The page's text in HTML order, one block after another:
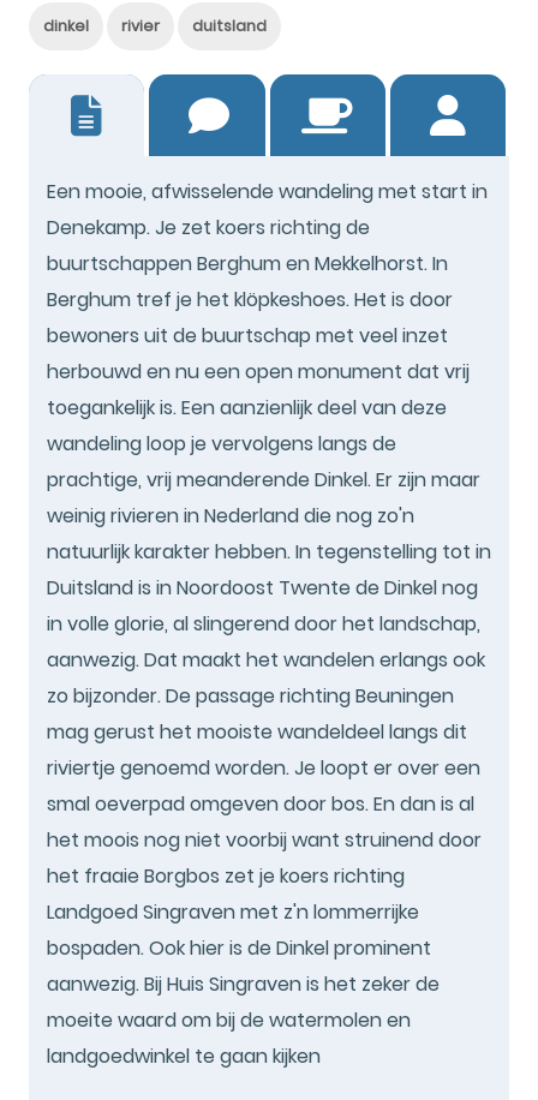
dinkel rivier duitsland
Een mooie, afwisselende wandeling met start in
Denekamp. Je zet koers richting de
buurtschappen Berghum en Mekkelhorst. In
Berghum tref je het klöpkeshoes. Het is door
bewoners uit de buurtschap met veel inzet
herbouwd en nu een open monument dat vrij
toegankelijk is. Een aanzienlijk deel van deze
wandeling loop je vervolgens langs de
prachtige, vrij meanderende Dinkel. Er zijn maar
weinig rivieren in Nederland die nog zo'n
natuurlijk karakter hebben. In tegenstelling tot in
Duitsland is in Noordoost Twente de Dinkel nog
in volle glorie, al slingerend door het landschap,
aanwezig. Dat maakt het wandelen erlangs ook
zo bijzonder. De passage richting Beuningen
mag gerust het mooiste wandeldeel langs dit
riviertje genoemd worden. Je loopt er over een
smal oeverpad omgeven door bos. En dan is al
het moois nog niet voorbij want struinend door
het fraaie Borgbos zet je koers richting
Landgoed Singraven met z'n lommerrijke
bospaden. Ook hier is de Dinkel prominent
aanwezig. Bij Huis Singraven is het zeker de
moeite waard om bij de watermolen en
landgoedwinkel te gaan kijken